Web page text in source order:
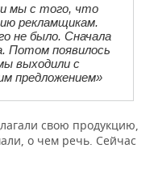
мы с того, что
рекламщикам.
не было. Сначала
Потом появилось
выходили с
предложением»
свою продукцию,
о чем речь. Сейчас